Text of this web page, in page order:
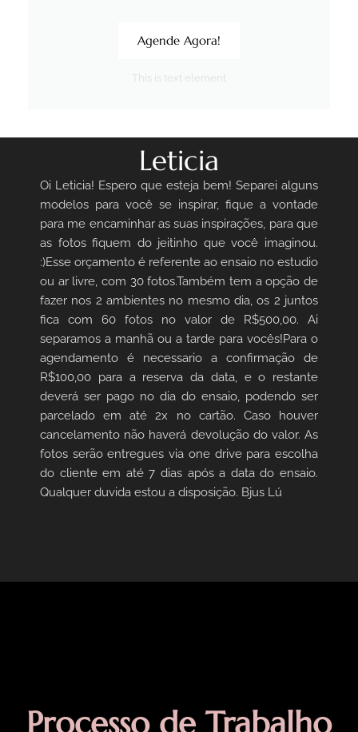
Agende Agora!
This is text element
Leticia
Oi Leticia! Espero que esteja bem! Separei alguns
modelos para você se inspirar, fique a vontade
para me encaminhar as suas inspirações, para que
as fotos fiquem do jeitinho que você imaginou.
:)Esse orçamento é referente ao ensaio no estudio
ou ar livre, com 30 fotos.Também tem a opção de
fazer nos 2 ambientes no mesmo dia, os 2 juntos
fica com 60 fotos no valor de R$500,00. Ai
separamos a manhã ou a tarde para vocês!Para o
agendamento é necessario a confirmação de
R$100,00 para a reserva da data, e o restante
deverá ser pago no dia do ensaio, podendo ser
parcelado em até 2x no cartão. Caso houver
cancelamento não haverá devolução do valor. As
fotos serão entregues via one drive para escolha
do cliente em até 7 dias após a data do ensaio.
Qualquer duvida estou a disposição. Bjus Lú
Processo deTrabalho